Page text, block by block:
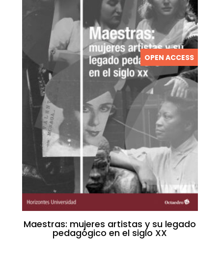
OPEN ACCESS
Maestras: mujeres artistas y su legado
pedagógico en el siglo XX